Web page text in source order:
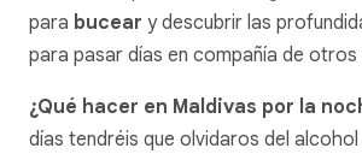
para bucear y descubrir las
para pasar días en compañía de otros
¿Qué hacer en Maldivas por la
días tendréis que olvidaros del alcohol